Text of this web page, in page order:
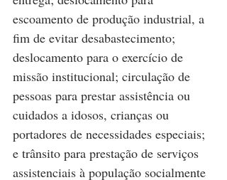
escoamento de produção industrial, a
fim de evitar desabastecimento;
deslocamento para o exercício de
missão institucional; circulação de
pessoas para prestar assistência ou
cuidados a idosos, crianças ou
portadores de necessidades especiais;
e trânsito para prestação de serviços
assistenciais à população socialmente